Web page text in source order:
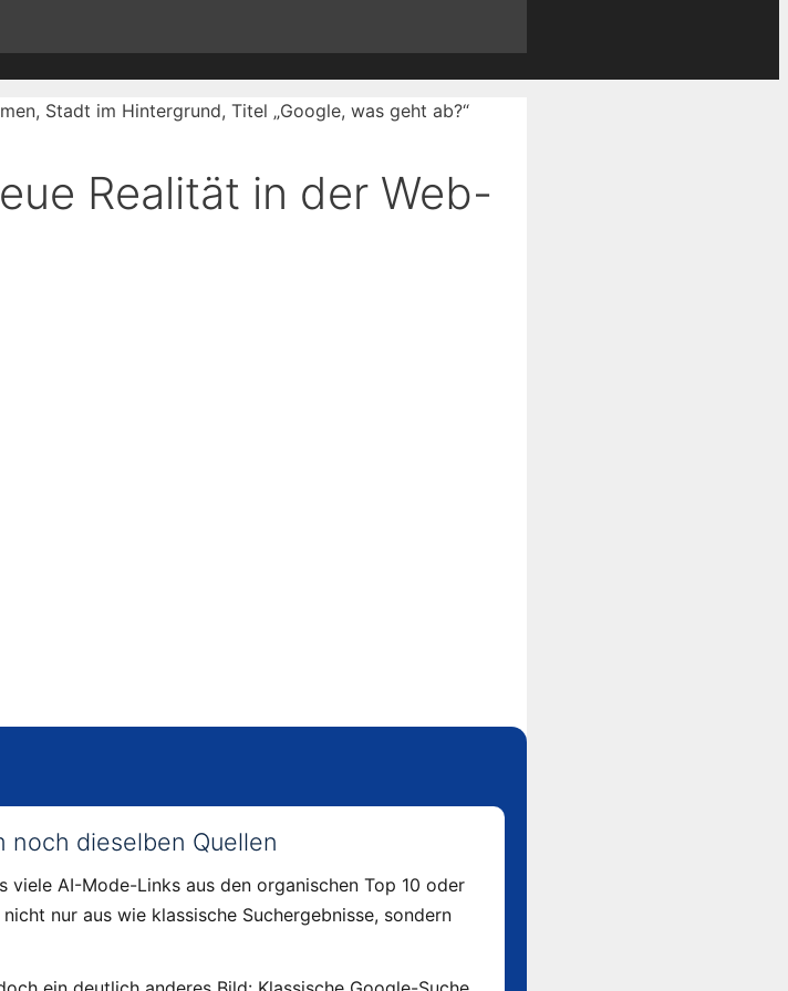
Realität in der Web-
dieselben Quellen
viele AI-Mode-Links aus den organischen Top 10 oder
nur aus wie klassische Suchergebnisse, sondern